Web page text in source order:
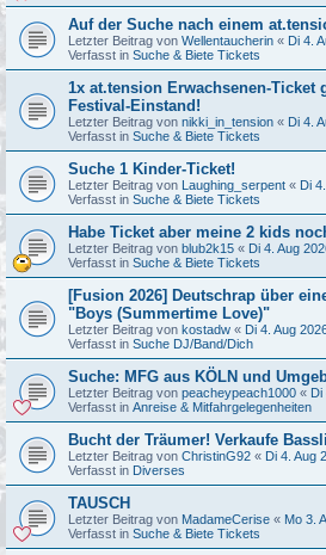
Auf der Suche nach einem
Letzter Beitrag von Wellentaucherin « Di 4.
Verfasst in Suche & Biete Tickets
1x at.tension Erwachsenen-Ticket
Festival-Einstand!
Letzter Beitrag von nikki_in_tension « Di 4.
Verfasst in Suche & Biete Tickets
Suche 1 Kinder-Ticket!
Letzter Beitrag von Laughing_serpent « Di
Verfasst in Suche & Biete Tickets
Habe Ticket aber meine 2 kids
Letzter Beitrag von blub2k15 « Di 4. Aug
Verfasst in Suche & Biete Tickets
[Fusion 2026] Deutschrap über
"Boys (Summertime Love)"
Letzter Beitrag von kostadw « Di 4. Aug
Verfasst in Suche DJ/Band/Dich
Suche: MFG aus KÖLN und
Letzter Beitrag von peacheypeach1000 « Di
Verfasst in Anreise & Mitfahrgelegenheiten
Bucht der Träumer! Verkaufe
Letzter Beitrag von ChristinG92 « Di 4. Aug
Verfasst in Diverses
TAUSCH
Letzter Beitrag von MadameCerise « Mo 3.
Verfasst in Suche & Biete Tickets